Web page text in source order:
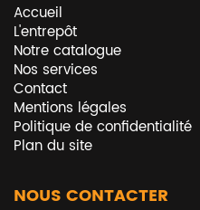
Accueil
L'entrepôt
Notre catalogue
Nos services
Contact
Mentions légales
Politique de confidentialité
Plan du site
NOUS CONTACTER